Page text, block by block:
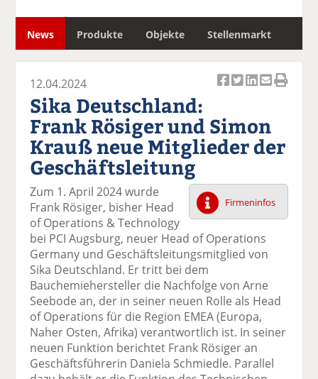
News Produkte Objekte Stellenmarkt
c
k
el
a
F
ac
e
b
o
o
k
te
il
e
n
k
el
t
tt
er
n
k
el
a
Li
n
k
e
di
te
il
e
n
k
el
p
E
m
ai
l
v
se
n
e
el
D
ck
e
n
12.04.2024
Sika Deutschland:
Frank Rösiger und Simon
Krauß neue Mitglieder der
Geschäftsleitung
Firmeninfos
Zum 1. April 2024 wurde
Frank Rösiger, bisher Head
of Operations & Technology
bei PCI Augsburg, neuer Head of Operations
Germany und Geschäftsleitungsmitglied von
Sika Deutschland. Er tritt bei dem
Bauchemiehersteller die Nachfolge von Arne
Seebode an, der in seiner neuen Rolle als Head
of Operations für die Region EMEA (Europa,
Naher Osten, Afrika) verantwortlich ist. In seiner
neuen Funktion berichtet Frank Rösiger an
Geschäftsführerin Daniela Schmiedle. Parallel